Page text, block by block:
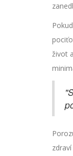
život